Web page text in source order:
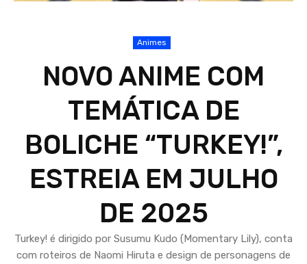
Animes
NOVO ANIME COM
TEMÁTICA DE
BOLICHE “TURKEY!”,
ESTREIA EM JULHO
DE 2025
Turkey! é dirigido por Susumu Kudo (Momentary Lily), conta
com roteiros de Naomi Hiruta e design de personagens de